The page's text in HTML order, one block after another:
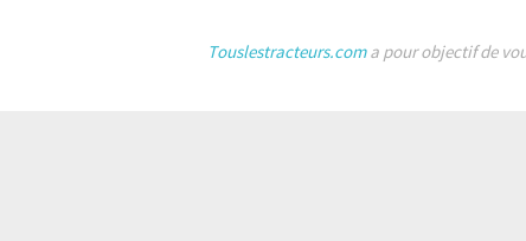
Touslestracteurs.coma pour objectif de